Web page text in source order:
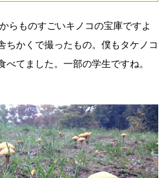
らものすごいキノコの宝庫ですよ
ちかくで撮ったもの。僕もタケノコ
べてました。一部の学生ですね。